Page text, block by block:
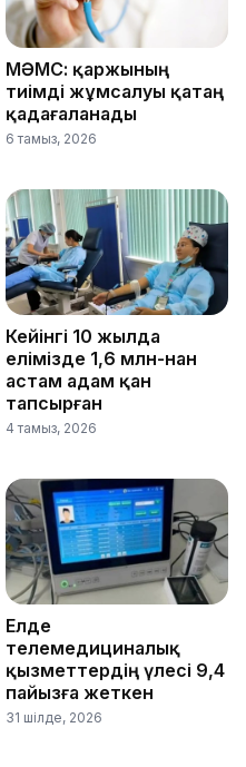
МӘМС: қаржының
тиімді жұмсалуы қатаң
қадағаланады
6 тамыз, 2026
Кейінгі 10 жылда
елімізде 1,6 млн-нан
астам адам қан
тапсырған
4 тамыз, 2026
Елде
телемедициналық
қызметтердің үлесі 9,4
пайызға жеткен
31 шілде, 2026